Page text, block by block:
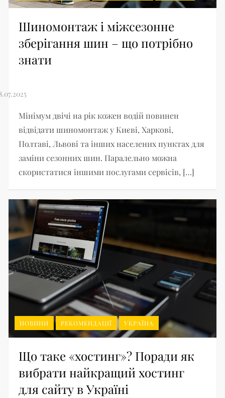
Шиномонтаж і міжсезонне
зберігання шин – що потрібно
знати
Мінімум двічі на рік кожен водій повинен
відвідати шиномонтаж у Києві, Харкові,
Полтаві, Львові та інших населених пунктах для
заміни сезонних шин. Паралельно можна
скористатися іншими послугами сервісів, […]
НОВИНИ РЕКОМЕНДАЦІЇ УКРАЇНА
Що таке «хостинг»? Поради як
вибрати найкращий хостинг
для сайту в Україні